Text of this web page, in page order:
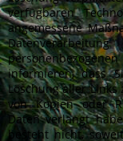
verfügbaren
angemessene
informieren, dass
Löschung aller
von Kopien oder
Daten verlangt
besteht nicht,